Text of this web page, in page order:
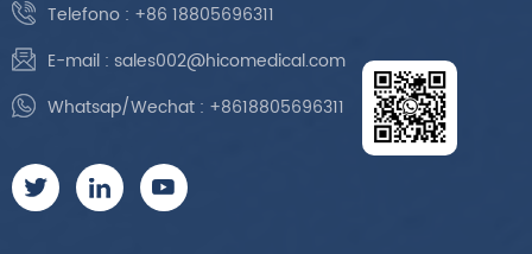
Telefono : +86 18805696311
E-mail : sales002@hicomedical.com
Whatsap/Wechat : +8618805696311